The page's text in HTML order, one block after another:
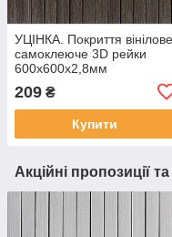
УЦІНКА. Покриття вінілове
самоклеюче 3D рейки
600х600х2,8мм
00002962
209 ₴
Купити
Акційні пропозиції